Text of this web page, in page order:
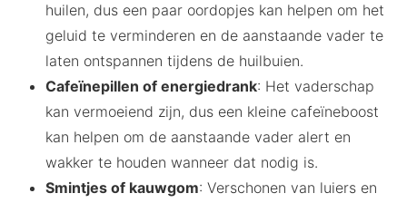
huilen, dus een paar oordopjes kan helpen om het
geluid te verminderen en de aanstaande vader te
laten ontspannen tijdens de huilbuien.
Cafeïnepillen of energiedrank: Het vaderschap
kan vermoeiend zijn, dus een kleine cafeïneboost
kan helpen om de aanstaande vader alert en
wakker te houden wanneer dat nodig is.
Smintjes of kauwgom: Verschonen van luiers en